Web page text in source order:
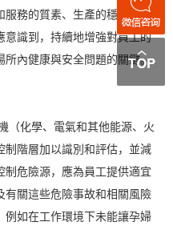
務的質素、生產的穩定性以
識到，持續地增強對員工的
內健康與安全問題的關鍵。
化學、電氣和其他能源、火
階層加以識別和評估，並減
危險源，應為員工提供適宜
關這些危險事故和相關風險
如在工作環境下未能讓孕婦